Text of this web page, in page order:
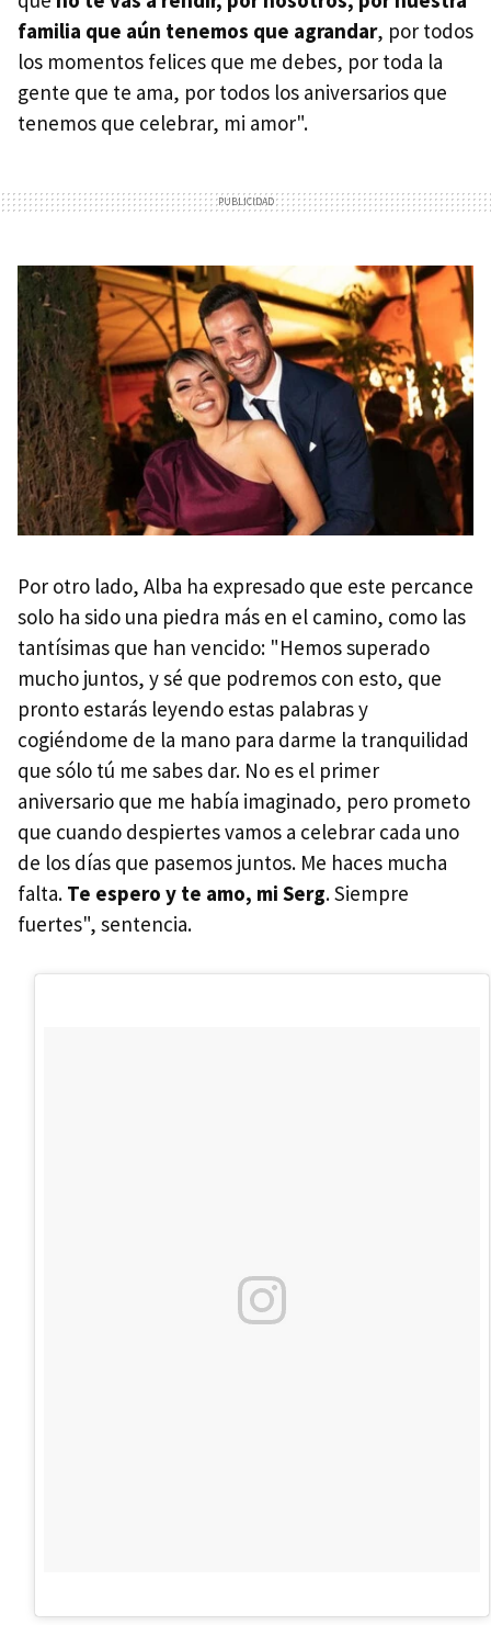
familia que aún tenemos que agrandar, por todos
los momentos felices que me debes, por toda la
gente que te ama, por todos los aniversarios que
tenemos que celebrar, mi amor".
Por otro lado, Alba ha expresado que este percance
solo ha sido una piedra más en el camino, como las
tantísimas que han vencido: "Hemos superado
mucho juntos, y sé que podremos con esto, que
pronto estarás leyendo estas palabras y
cogiéndome de la mano para darme la tranquilidad
que sólo tú me sabes dar. No es el primer
aniversario que me había imaginado, pero prometo
que cuando despiertes vamos a celebrar cada uno
de los días que pasemos juntos. Me haces mucha
falta. Te espero y te amo, mi Serg. Siempre
fuertes", sentencia.